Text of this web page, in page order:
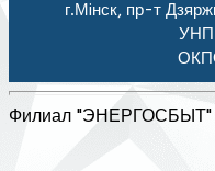
г.Мiнск, пр-т
Филиал "ЭНЕРГОСБЫТ"